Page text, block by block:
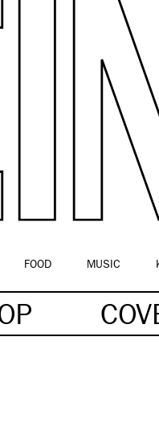
FOOD MUSIC